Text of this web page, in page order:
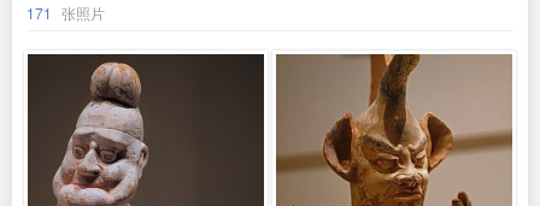
171 张照片